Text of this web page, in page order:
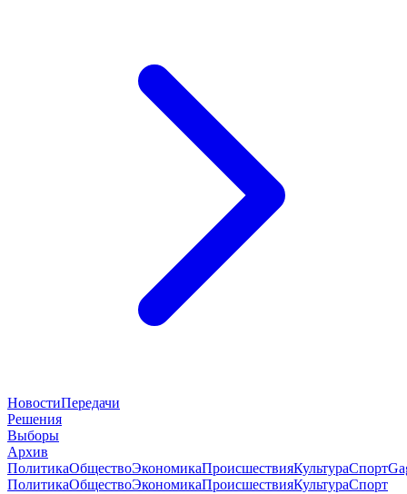
НовостиПередачи
Решения
Выборы
Архив
ПолитикаОбществоЭкономикаПроисшествияКультураСпорт
ПолитикаОбществоЭкономикаПроисшествияКультураСпорт